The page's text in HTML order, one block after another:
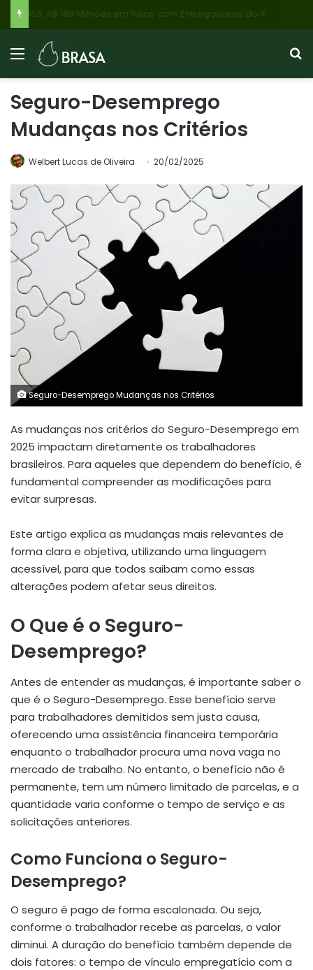
Seguro-Desemprego
Mudanças nos Critérios
Welbert Lucas de Oliveira 20/02/2025
Seguro-Desemprego Mudanças nos Critérios
As mudanças nos critérios do Seguro-Desemprego em
2025 impactam diretamente os trabalhadores
brasileiros. Para aqueles que dependem do benefício, é
fundamental compreender as modificações para
evitar surpresas.
Este artigo explica as mudanças mais relevantes de
forma clara e objetiva, utilizando uma linguagem
acessível, para que todos saibam como essas
alterações podem afetar seus direitos.
O Que é o Seguro-
Desemprego?
Antes de entender as mudanças, é importante saber o
que é o Seguro-Desemprego. Esse benefício serve
para trabalhadores demitidos sem justa causa,
oferecendo uma assistência financeira temporária
enquanto o trabalhador procura uma nova vaga no
mercado de trabalho. No entanto, o benefício não é
permanente, tem um número limitado de parcelas, e a
quantidade varia conforme o tempo de serviço e as
solicitações anteriores.
Como Funciona o Seguro-
Desemprego?
O seguro é pago de forma escalonada. Ou seja,
conforme o trabalhador recebe as parcelas, o valor
diminui. A duração do benefício também depende de
dois fatores: o tempo de vínculo empregatício com a